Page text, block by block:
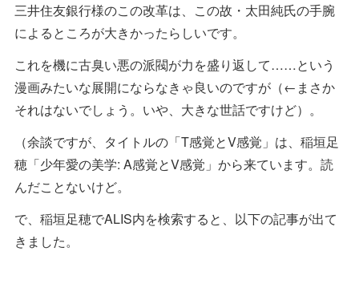
三井住友銀行様のこの改革は、この故・太田純氏の手腕
によるところが大きかったらしいです。
これを機に古臭い悪の派閥が力を盛り返して……という
漫画みたいな展開にならなきゃ良いのですが（←まさか
それはないでしょう。いや、大きな世話ですけど）。
（余談ですが、タイトルの「T感覚とV感覚」は、稲垣足
穂「少年愛の美学: A感覚とV感覚」から来ています。読
んだことないけど。
で、稲垣足穂でALIS内を検索すると、以下の記事が出て
きました。